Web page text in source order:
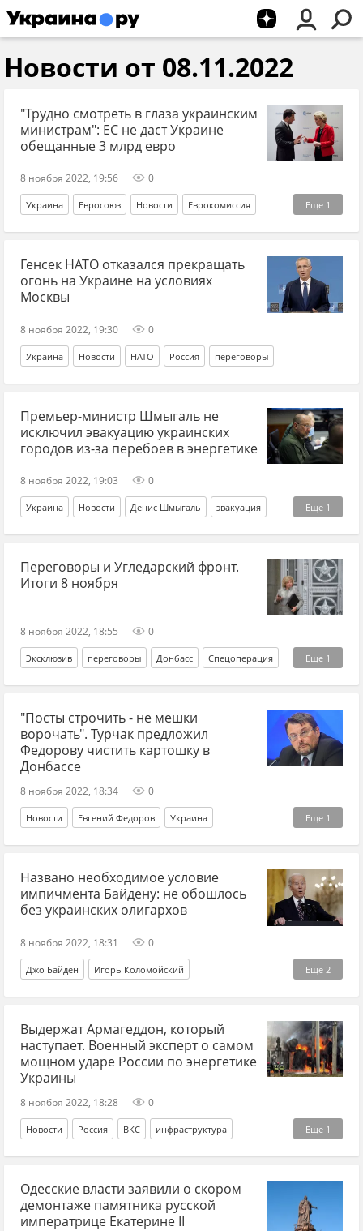
Новости от 08.11.2022
"Трудно смотреть в глаза украинским
министрам": ЕС не даст Украине
обещанные 3 млрд евро
8 ноября 2022, 19:56 0
Еще 1
Украина Евросоюз Новости Еврокомиссия
деньги
Генсек НАТО отказался прекращать
огонь на Украине на условиях
Москвы
8 ноября 2022, 19:30 0
Украина Новости НАТО Россия переговоры
Премьер-министр Шмыгаль не
исключил эвакуацию украинских
городов из-за перебоев в энергетике
8 ноября 2022, 19:03 0
Еще 1
Украина Новости Денис Шмыгаль эвакуация
энергетика
Переговоры и Угледарский фронт.
Итоги 8 ноября
8 ноября 2022, 18:55 0
Еще 1
Эксклюзив переговоры Донбасс Спецоперация
Хроники
"Посты строчить - не мешки
ворочать". Турчак предложил
Федорову чистить картошку в
Донбассе
8 ноября 2022, 18:34 0
Еще 1
Новости Евгений Федоров Украина
Спецоперация
Названо необходимое условие
импичмента Байдену: не обошлось
без украинских олигархов
8 ноября 2022, 18:31 0
Еще 2
Джо Байден Игорь Коломойский
Николай Злочевский импичмент
Выдержат Армагеддон, который
наступает. Военный эксперт о самом
мощном ударе России по энергетике
Украины
8 ноября 2022, 18:28 0
Еще 1
Новости Россия ВКС инфраструктура
энергетика
Одесские власти заявили о скором
демонтаже памятника русской
императрице Екатерине II